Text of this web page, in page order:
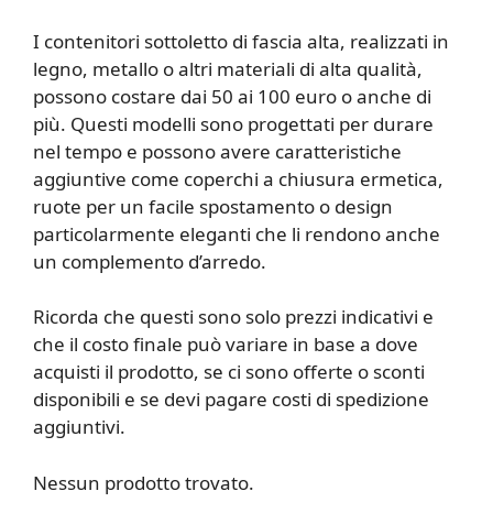
I contenitori sottoletto di fascia alta, realizzati in
legno, metallo o altri materiali di alta qualità,
possono costare dai 50 ai 100 euro o anche di
più. Questi modelli sono progettati per durare
nel tempo e possono avere caratteristiche
aggiuntive come coperchi a chiusura ermetica,
ruote per un facile spostamento o design
particolarmente eleganti che li rendono anche
un complemento d’arredo.
Ricorda che questi sono solo prezzi indicativi e
che il costo finale può variare in base a dove
acquisti il prodotto, se ci sono offerte o sconti
disponibili e se devi pagare costi di spedizione
aggiuntivi.
Nessun prodotto trovato.